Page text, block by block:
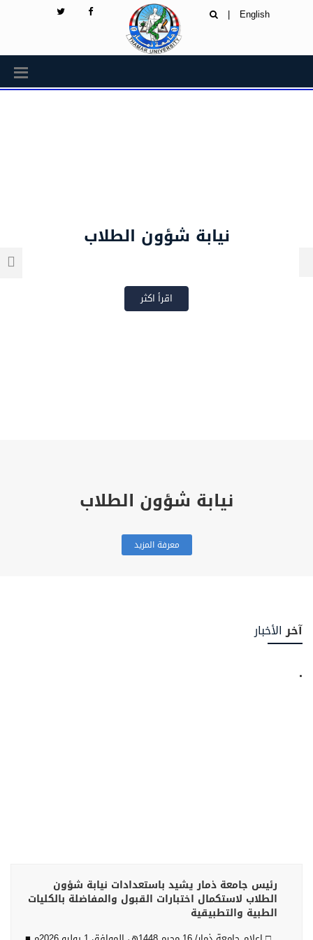
English
|
نيابة شؤون الطلاب
اقرأ اكثر
نيابة شؤون الطلاب
معرفة المزيد
آخرالأخبار
.
رئيس جامعة ذمار يشيد باستعدادات نيابة شؤون
الطلاب لاستكمال اختبارات القبول والمفاضلة بالكليات
الطبية والتطبيقية